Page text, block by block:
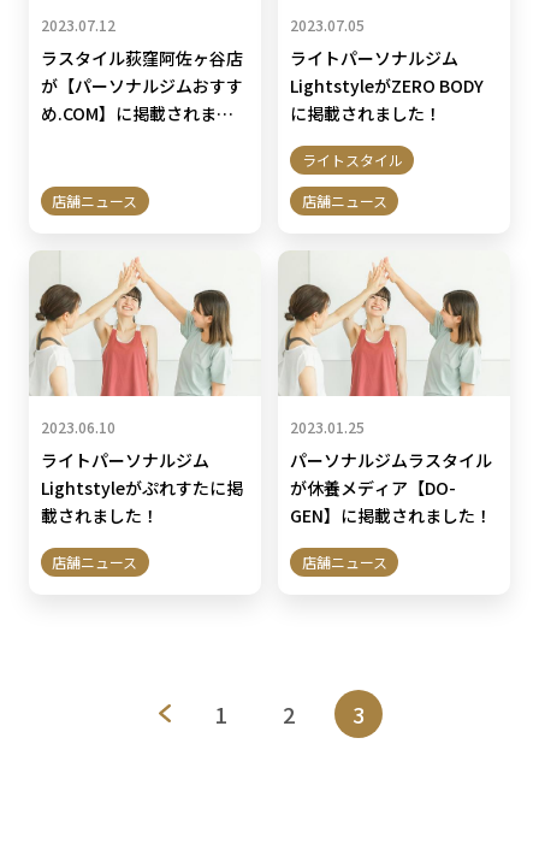
2023.07.12
ラスタイル荻窪阿佐ヶ谷店
が【パーソナルジムおすす
め.COM】に掲載されまし
店舗ニュース
2023.07.05
ライトパーソナルジム
LightstyleがZERO BODY
に掲載されました！
ライトスタイル
店舗ニュース
2023.06.10
ライトパーソナルジム
Lightstyleがぷれすたに掲
載されました！
店舗ニュース
2023.01.25
パーソナルジムラスタイル
が休養メディア【DO-
GEN】に掲載されました！
店舗ニュース
1 2 3